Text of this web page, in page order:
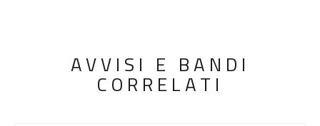
AVVISI E BANDI
CORRELATI